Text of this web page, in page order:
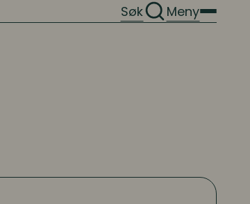
Søk Meny